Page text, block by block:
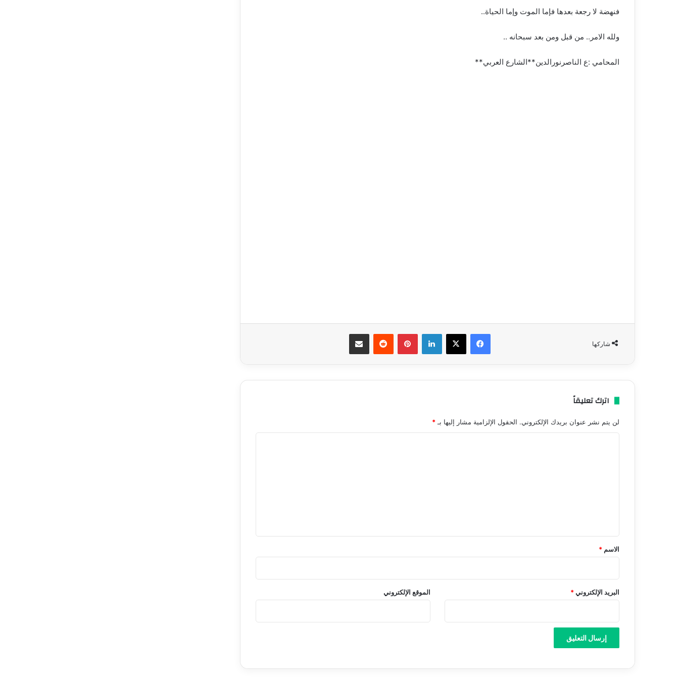
فنهضة لا رجعة بعدها فإما الموت وإما الحياة..
ولله الامر.. من قبل ومن بعد سبحانه ..
المحامي :ع الناصرنورالدين**الشارع العربي**
شاركها
فيسبوك ‫X لينكدإن بينتيريست
‏Reddit مشاركة عبر البريد
اترك تعليقاً
لن يتم نشر عنوان بريدك الإلكتروني. الحقول الإلزامية مشار إليها بـ *
*
الاسم *
البريد الإلكتروني* الموقع الإلكتروني